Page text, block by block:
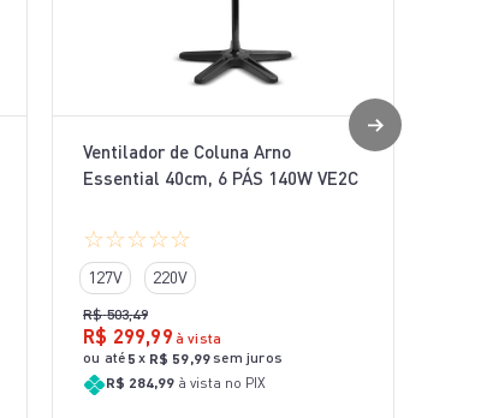
Ventilador de Coluna Arno
Essential 40cm, 6 PÁS 140W VE2C
☆☆☆☆☆
127V 220V
R$ 503,49
R$ 299,99 à vista
ou até 5 x R$ 59,99sem juros
R$ 284,99 à vista no PIX